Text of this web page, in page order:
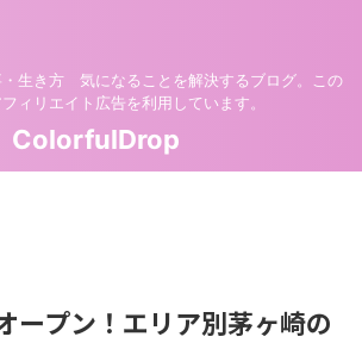
生き方 気になることを解決するブログ。この
ィリエイト広告を利用しています。
ColorfulDrop
ープン！エリア別茅ヶ崎の